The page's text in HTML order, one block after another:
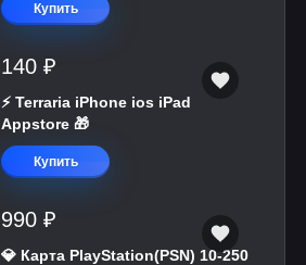
Купить
140 ₽
⚡️ Terraria iPhone ios iPad
Appstore 🎁
Купить
990 ₽
💎 Карта PlayStation(PSN) 10-250